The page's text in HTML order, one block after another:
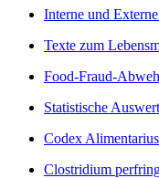
Interne und
Texte zum
Food-Fraud-
Statistische
Codex
Clostridium